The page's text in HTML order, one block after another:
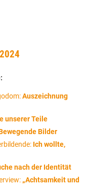
Auszeichnung
unserer Teile
Bilder
Ich wollte,
nach der Identität
„Achtsamkeit und